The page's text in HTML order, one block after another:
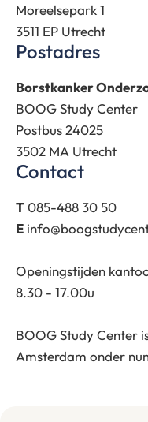
Moreelsepark 1
3511 EP Utrecht
Postadres
Borstkanker
BOOG Study Center
Postbus 24025
3502 MA Utrecht
Contact
T085-488 30 50
E
Openingstijden
8.30 - 17.00u
BOOG Study Center
Amsterdam onder